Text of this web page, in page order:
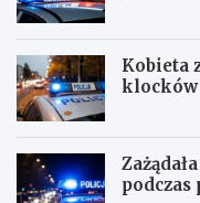
Kobieta
klocków
podczas